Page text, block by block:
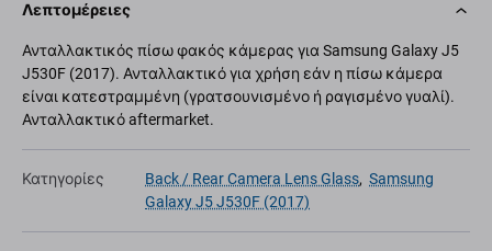
Λεπτομέρειες
Ανταλλακτικός πίσω φακός κάμερας για Samsung Galaxy J5
J530F (2017). Ανταλλακτικό για χρήση εάν η πίσω κάμερα
είναι κατεστραμμένη (γρατσουνισμένο ή ραγισμένο γυαλί).
Ανταλλακτικό aftermarket.
Κατηγορίες Back / Rear Camera Lens Glass, Samsung
Galaxy J5 J530F (2017)